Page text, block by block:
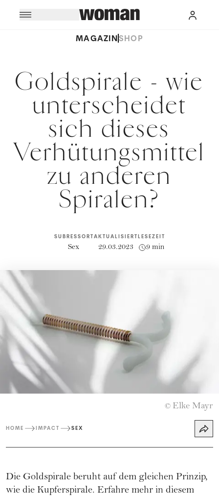
MAGAZINSHOP
Goldspirale - wie
unterscheidet
sich dieses
Verhütungsmittel
zu anderen
Spiralen?
SUBRESSORT
Sex
AKTUALISIERT
29.03.2023
LESEZEIT
9 min
© Elke Mayr
HOME IMPACT SEX
Die Goldspirale beruht auf dem gleichen Prinzip,
wie die Kupferspirale. Erfahre mehr in diesem